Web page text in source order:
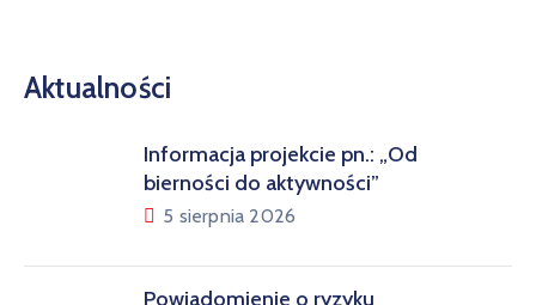
Aktualności
Informacja projekcie pn.: „Od
bierności do aktywności”
5 sierpnia 2026
Powiadomienie o ryzyku